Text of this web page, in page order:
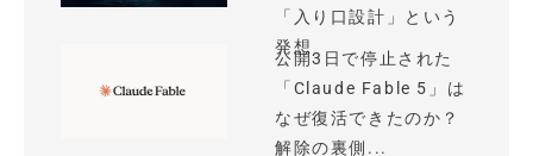
「入り口設計」という
発想
公開3日で停止された
「Claude Fable 5」は
なぜ復活できたのか？
解除の裏側...